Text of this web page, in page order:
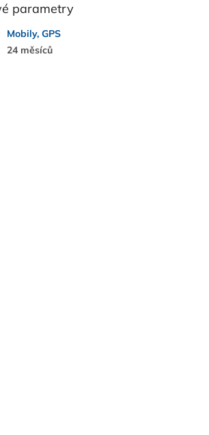
parametry
Mobily, GPS
24 měsíců